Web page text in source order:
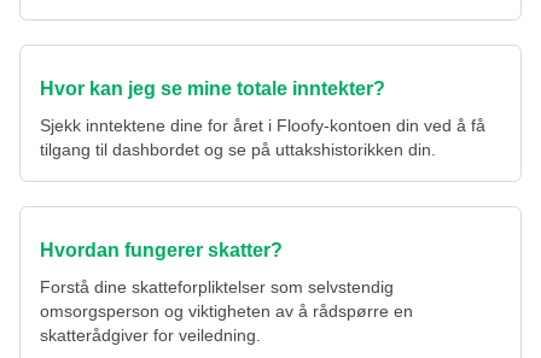
Hvor kan jeg se mine totale inntekter?
Sjekk inntektene dine for året i Floofy-kontoen din ved å få
tilgang til dashbordet og se på uttakshistorikken din.
Hvordan fungerer skatter?
Forstå dine skatteforpliktelser som selvstendig
omsorgsperson og viktigheten av å rådspørre en
skatterådgiver for veiledning.